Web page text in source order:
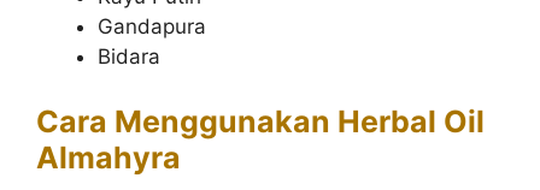
Gandapura
Bidara
Cara Menggunakan Herbal Oil
Almahyra